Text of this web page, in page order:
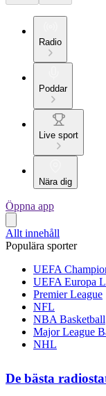
Radio
Poddar
Live sport
Nära dig
Öppna app
Allt innehåll
Populära sporter
UEFA
UEFA Europa
Premier League
NFL
NBA Basketball
Major League
NHL
De bästa